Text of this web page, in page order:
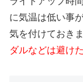
に気温は低い事
気を付けておき
ダルなどは避け